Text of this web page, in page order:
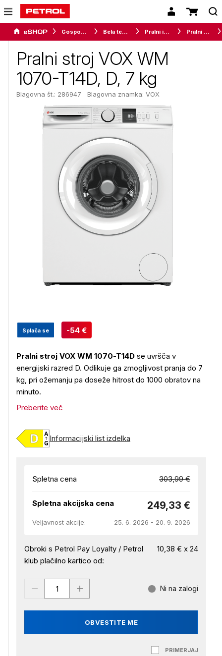
Gospodinjski aparati Bela tehnika Pralni in sušilni stroji Pralni stroji
Pralni stroj VOX WM
1070-T14D, D, 7 kg
Blagovna št.: 286947 Blagovna znamka: VOX
Splača se -54 €
Pralni stroj VOX WM 1070-T14D se uvršča v
energijski razred D. Odlikuje ga zmogljivost pranja do 7
kg, pri ožemanju pa doseže hitrost do 1000 obratov na
minuto.
Preberite več
Informacijski list izdelka
Spletna cena 303,99 €
Spletna akcijska cena 249,33 €
Veljavnost akcije: 25. 6. 2026 - 20. 9. 2026
Obroki s Petrol Pay Loyalty / Petrol
klub plačilno kartico od:
10,38 € x 24
OBVESTITE ME
Ni na zalogi
PRIMERJAJ